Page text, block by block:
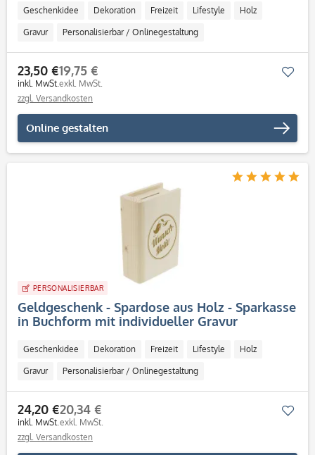
Geschenkidee Dekoration Freizeit Lifestyle Holz
Gravur Personalisierbar / Onlinegestaltung
23,50 €
inkl. MwSt.
19,75 €
exkl. MwSt.
zzgl. Versandkosten
Online gestalten
PERSONALISIERBAR
Geldgeschenk - Spardose aus Holz - Sparkasse
in Buchform mit individueller Gravur
Geschenkidee Dekoration Freizeit Lifestyle Holz
Gravur Personalisierbar / Onlinegestaltung
24,20 €
inkl. MwSt.
20,34 €
exkl. MwSt.
zzgl. Versandkosten